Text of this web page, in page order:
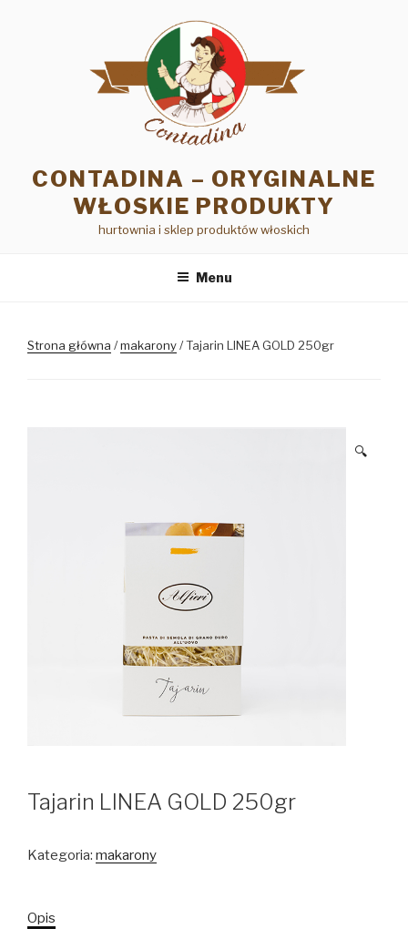
CONTADINA – ORYGINALNE
WŁOSKIE PRODUKTY
hurtownia i sklep produktów włoskich
Menu
Strona główna /makarony/ Tajarin LINEA GOLD 250gr
🔍
Tajarin LINEA GOLD 250gr
Kategoria: makarony
Opis